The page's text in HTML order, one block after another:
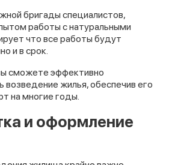
бригады специалистов,
работы с натуральными
что все работы будут
и в срок.
сможете эффективно
возведение жилья, обеспечив его
на многие годы.
и оформление